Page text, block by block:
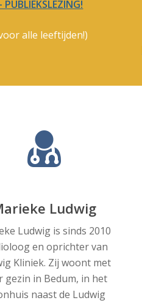
alle leeftijden!)
Ludwig
Ludwig is sinds 2010
en oprichter van
Kliniek. Zij woont met
gezin in Bedum, in het
naast de Ludwig